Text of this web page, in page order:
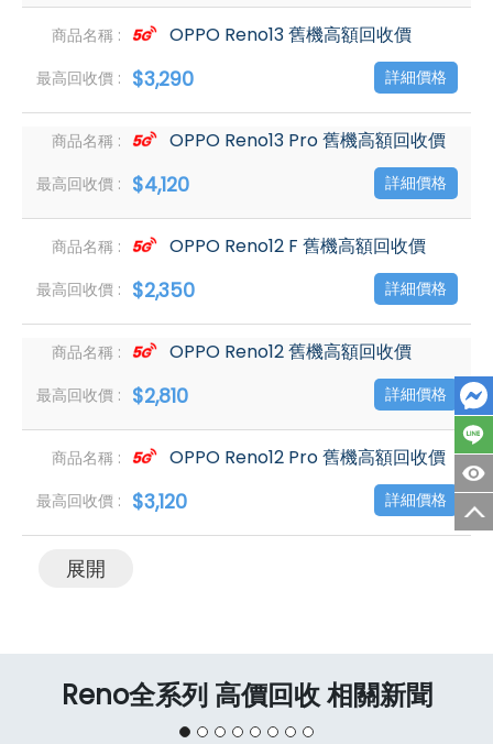
OPPO Reno13 舊機高額回收價
$3,290 詳細價格
OPPO Reno13 Pro 舊機高額回收價
$4,120 詳細價格
OPPO Reno12 F 舊機高額回收價
$2,350 詳細價格
OPPO Reno12 舊機高額回收價
$2,810 詳細價格
OPPO Reno12 Pro 舊機高額回收價
$3,120 詳細價格
展開
Reno全系列 高價回收 相關新聞